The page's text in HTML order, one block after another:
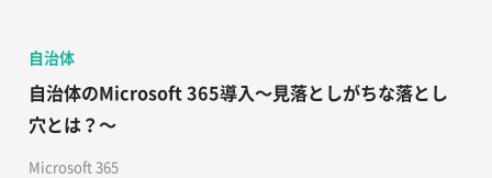
自治体
自治体のMicrosoft 365導入～見落としがちな落とし
穴とは？～
Microsoft 365